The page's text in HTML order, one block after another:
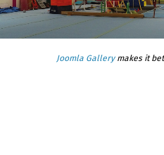
Joomla Gallerymakes it